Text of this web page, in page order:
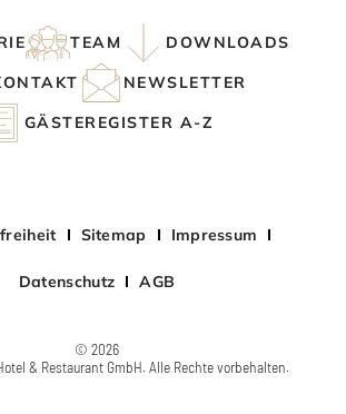
TEAM
DOWNLOADS
NEWSLETTER
GÄSTEREGISTER A-Z
Sitemap Impressum
Datenschutz AGB
© 2026
& Restaurant GmbH. Alle Rechte vorbehalten.